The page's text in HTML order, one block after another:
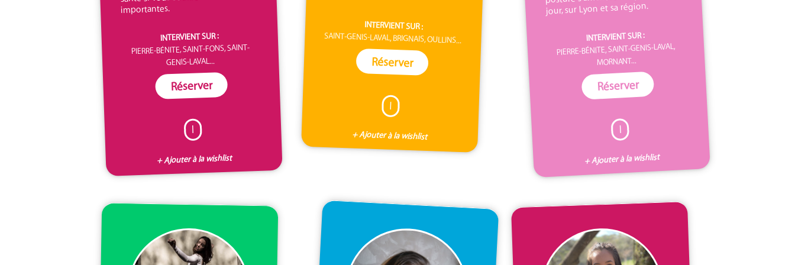
importantes.
INTERVIENT SUR :
PIERRE-BÉNITE, SAINT-FONS, SAINT-
GENIS-LAVAL...
Réserver
I
+ Ajouter à la wishlist
INTERVIENT SUR :
SAINT-GENIS-LAVAL, BRIGNAIS, OULLINS...
Réserver
I
+ Ajouter à la wishlist
jour, sur Lyon et sa région.
INTERVIENT SUR :
PIERRE-BÉNITE, SAINT-GENIS-LAVAL,
MORNANT...
Réserver
I
+ Ajouter à la wishlist